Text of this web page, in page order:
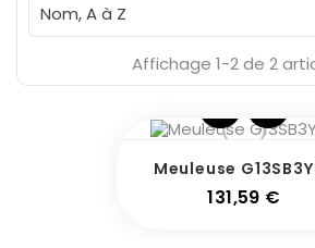
Nom, A à Z
Affichage 1-2 de 2
Meuleuse
131,59 €